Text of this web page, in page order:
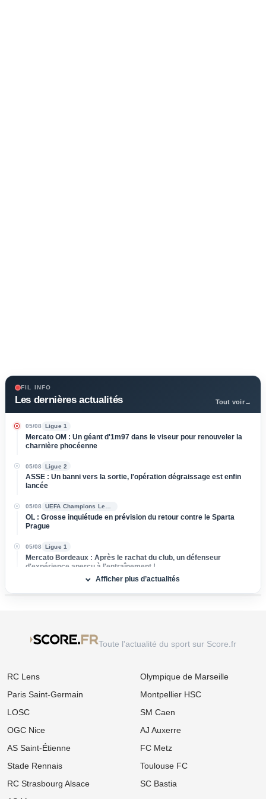
FIL INFO
Les dernières actualités Tout voir→
05/08 Ligue 1
Mercato OM : Un géant d'1m97 dans le viseur pour renouveler la
charnière phocéenne
05/08 Ligue 2
ASSE : Un banni vers la sortie, l'opération dégraissage est enfin
lancée
05/08 UEFA Champions League
OL : Grosse inquiétude en prévision du retour contre le Sparta
Prague
05/08 Ligue 1
Mercato Bordeaux : Après le rachat du club, un défenseur
d'expérience aperçu à l'entraînement !
Mercato OM : Volte-face pour le nouveau gardien, une piste
s'effondre déjà
Mercato OL : Pourquoi le transfert de Bruno Guimaraes vers
Mercato Ligue 1 : Le Paris FC et Nice tentent un coup XXL avec
Imrân Louza
05/08 Ligue 2
à plusieurs cadors
05/08 Ligue 1
Afficher plus d’actualités
Toute l'actualité du sport sur Score.fr
RC Lens
Paris Saint-Germain
LOSC
OGC Nice
AS Saint-Étienne
Stade Rennais
RC Strasbourg Alsace
Olympique de Marseille
Montpellier HSC
SM Caen
AJ Auxerre
FC Metz
Toulouse FC
SC Bastia